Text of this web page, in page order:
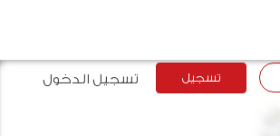
تسجيل تسجيل الدخول